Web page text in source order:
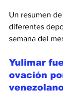
Un resumen
diferentes
semana del
Yulimar
ovación